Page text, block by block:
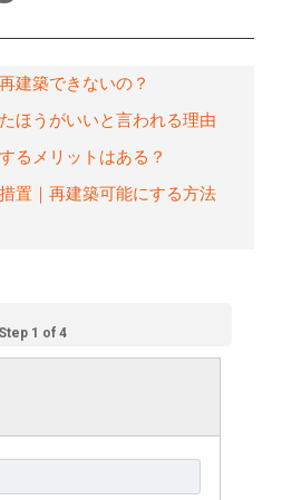
建築できないの？
ほうがいいと言われる理由
るメリットはある？
置｜再建築可能にする方法
Step 1 of 4